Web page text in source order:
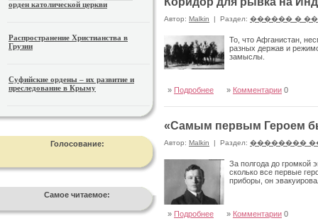
орден католической церкви
Распространение Христианства в
Грузии
Суфийские ордены – их развитие и
преследование в Крыму
Голосование:
Самое читаемое:
Автор: Malkin | Раздел: ������ �
То, что Афганистан,
разных держав и
замыслы.
» Подробнее » Комментарии 0
«Самым первым Героем
Автор: Malkin | Раздел: ��������
За полгода до громкой
сколько все первые
приборы, он
» Подробнее » Комментарии 0